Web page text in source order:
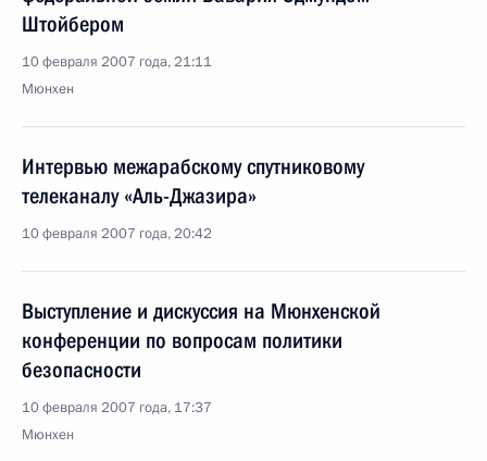
Штойбером
10 февраля 2007 года, 21:11
Мюнхен
Интервью межарабскому спутниковому
телеканалу «Аль-Джазира»
10 февраля 2007 года, 20:42
Выступление и дискуссия на Мюнхенской
конференции по вопросам политики
безопасности
10 февраля 2007 года, 17:37
Мюнхен